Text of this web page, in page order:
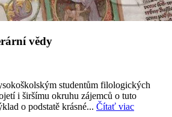
vědy
studentům filologických
i širšímu okruhu zájemců o tuto
o podstatě krásné... Čítať viac